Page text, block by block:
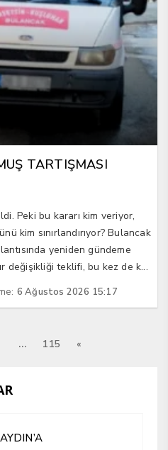
TARTIŞMASI
Peki bu kararı kim veriyor,
kim sınırlandırıyor? Bulancak
yeniden gündeme
değişikliği teklifi, bu kez de k...
6 Ağustos 2026 15:17
… 115 «